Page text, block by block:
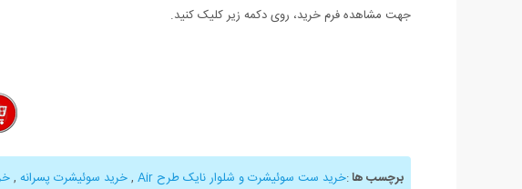
جهت مشاهده فرم خرید، روی دکمه زیر کلیک کنید.
برچسب ها:خرید ست سوئیشرت و شلوار نایک طرح Air ,خرید سوئیشرت پسرانه ,